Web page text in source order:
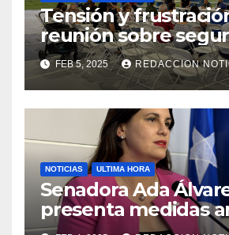
Tensión y
reunión sobre
Reparto
FEB 5, 2025 REDACCION
NOTICIAS ULTIMA HORA
Senadora Ada
presenta medidas
violencia en el